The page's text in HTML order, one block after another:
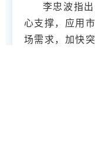
李忠波指
心支撑，应用
场需求，加快